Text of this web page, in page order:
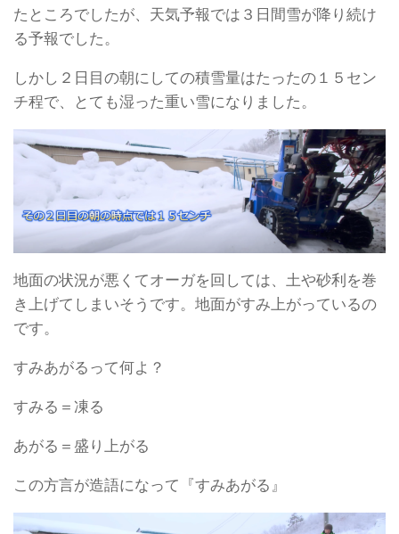
たところでしたが、天気予報では３日間雪が降り続け
る予報でした。
しかし２日目の朝にしての積雪量はたったの１５セン
チ程で、とても湿った重い雪になりました。
地面の状況が悪くてオーガを回しては、土や砂利を巻
き上げてしまいそうです。地面がすみ上がっているの
です。
すみあがるって何よ？
すみる＝凍る
あがる＝盛り上がる
この方言が造語になって『すみあがる』